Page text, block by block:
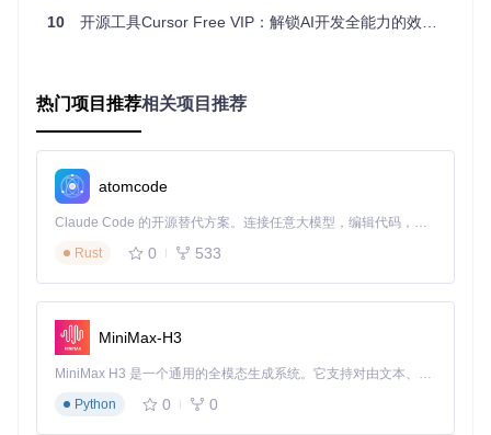
└───────────────┘     └───────────────┘
        │                                             │
│  备份原始配
这是一台新设备，从而重新获得试用资格。关键在于，这一过
程仅修改应用层面的配置文件，不会触及系统核心文件，因此
安全性可控。
三、实操方案：分平台实施指南
Windows系统操作流程
准备条件
确保Cursor已完全退出（可在任务管理器中检查进程）
克隆工具仓库： git clone https://gitcode.com/Gi
10 开源工具Cursor Free VIP：解锁AI开发全能力的效率提升方案
热门项目推荐相关项目推荐
atomcode
Claude Code 的开源替代方案。连接任意大模型，编辑代码，运行命令，自动验证 — 全自动执行。用 Rust 构建，极致性能。 ｜ An open-source alternative to Claude Code. Connect any LLM, edit code, run commands, and verify changes — autonomously. Built in Rust for speed. Get Started
Rust
0 533
MiniMax-H3
MiniMax H3 是一个通用的全模态生成系统。它支持对由文本、图像、视频和音频组成的多模态上下文进行统一理解，并能生成分辨率高达 2K、时长可达 15 秒的带原生立体声音频的视频。得益于面向任务泛化的系统设计，H3 在预训练阶段就已具备广泛的多模态上下文理解与生成能力，能够出色地执行复杂的多模态指令。
Python
0 0